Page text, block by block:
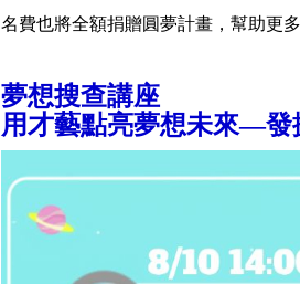
名費也將全額捐贈圓夢計畫，幫助更
夢想搜查講座
用才藝點亮夢想未來—發